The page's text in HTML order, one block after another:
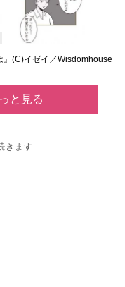
』(C)イゼイ／Wisdomhouse
と見る
きます